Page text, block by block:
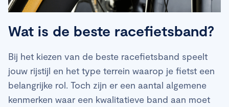
Wat is de beste racefietsband?
Bij het kiezen van de beste racefietsband speelt
jouw rijstijl en het type terrein waarop je fietst een
belangrijke rol. Toch zijn er een aantal algemene
kenmerken waar een kwalitatieve band aan moet